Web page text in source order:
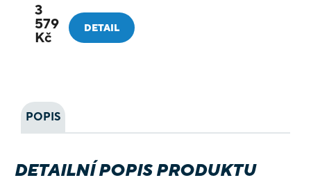
3
579
Kč
DETAIL
POPIS
DETAILNÍ POPIS PRODUKTU